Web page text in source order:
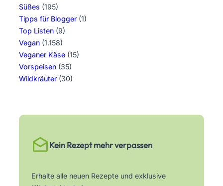
Süßes (195)
Tipps für Blogger (1)
Top Listen (9)
Vegan (1.158)
Veganer Käse (15)
Vorspeisen (35)
Wildkräuter (30)
Kein Rezept mehr verpassen
Erhalte alle neuen Rezepte und exklusive